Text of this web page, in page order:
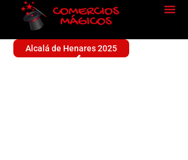
Alcalá de Henares 2025